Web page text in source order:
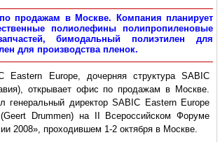
продажам в Москве. Компания планирует
полиолефины полипропиленовые
бимодальный полиэтилен для
для производства пленок.
Eastern Europe, дочерняя структура SABIC
открывает офис по продажам в Москве.
генеральный директор SABIC Eastern Europe
Drummen) на II Всероссийском Форуме
2008», проходившем 1-2 октября в Москве.